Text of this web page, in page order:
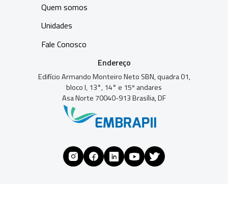
Quem somos
Unidades
Fale Conosco
Endereço
Edifício Armando Monteiro Neto SBN, quadra 01,
bloco I, 13°, 14° e 15º andares
Asa Norte 70040-913 Brasília, DF